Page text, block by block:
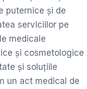
puternice și de
serviciilor pe
medicale
și cosmetologice
și soluțiile
un act medical de